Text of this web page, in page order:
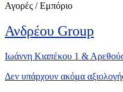
Αγορές / Εμπόριο
Ανδρέου Group
Ιωάννη Κιαπέκου 1 &
Δεν υπάρχουν ακόμα